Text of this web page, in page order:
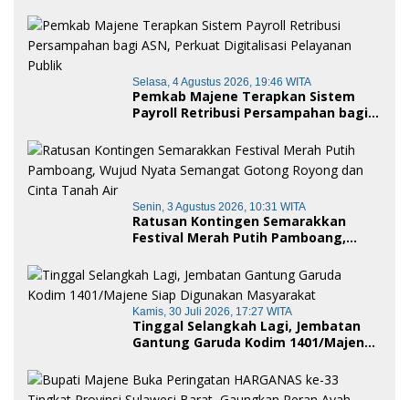
Kehormatan Adat
Selasa, 4 Agustus 2026, 19:46 WITA
Pemkab Majene Terapkan Sistem
Payroll Retribusi Persampahan bagi
Publik
Senin, 3 Agustus 2026, 10:31 WITA
Ratusan Kontingen Semarakkan
Festival Merah Putih Pamboang,
Royong dan Cinta Tanah Air
Kamis, 30 Juli 2026, 17:27 WITA
Tinggal Selangkah Lagi, Jembatan
Gantung Garuda Kodim 1401/Majene